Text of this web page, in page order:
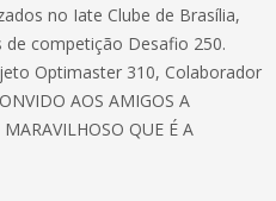
no Iate Clube de Brasília,
competição Desafio 250.
Optimaster 310, Colaborador
AOS AMIGOS A
QUE É A